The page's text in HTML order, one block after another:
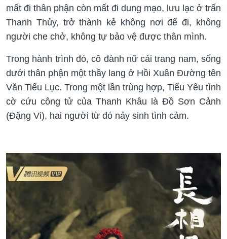
mất đi thân phận còn mất đi dung mạo, lưu lạc ở trấn
Thanh Thủy, trở thành kẻ không nơi để đi, không
người che chở, không tự bảo vệ được thân mình.
Trong hành trình đó, cô đành nữ cải trang nam, sống
dưới thân phận một thầy lang ở Hồi Xuân Đường tên
Văn Tiểu Lục. Trong một lần trùng hợp, Tiểu Yêu tình
cờ cứu công tử của Thanh Khâu là Đồ Sơn Cảnh
(Đặng Vi), hai người từ đó nảy sinh tình cảm.